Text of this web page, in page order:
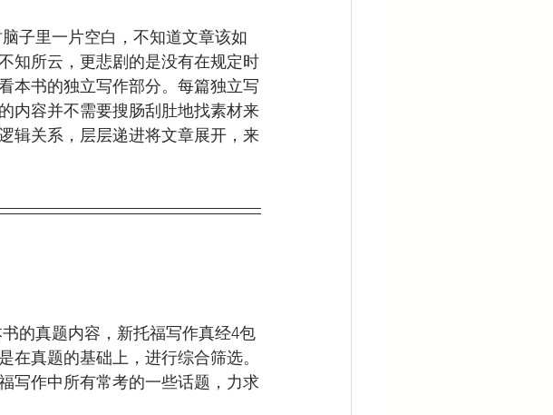
知所云，更悲剧的是没有在规定时
本书的独立写作部分。每篇独立写
内容并不需要搜肠刮肚地找素材来
辑关系，层层递进将文章展开，来
在真题的基础上，进行综合筛选。
写作中所有常考的一些话题，力求